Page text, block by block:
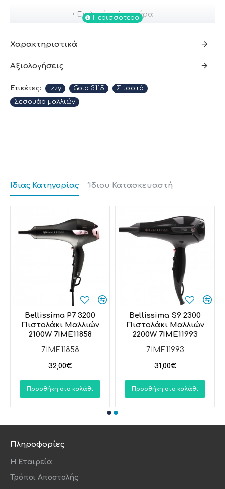
• Επιλογή κρύου αέρα
• Μακρύ καλώδιο 1,8m για ευκολία στη χρήση
Χαρακτηριστικά
Αξιολογήσεις
Ετικέτες: Izzy Gold 3115
Σπαστό
Σεσουάρ μαλλιών
Ίδιας Κατηγορίας Ίδιου Κατασκευαστή
7IME11858
Bellissima P7 3200
Πιστολάκι Μαλλιών
2100W 7IME11858
32,00€
Προσθήκη στο καλάθι
7IME11993
Bellissima S9 2300
Πιστολάκι Μαλλιών
2200W 7IME11993
31,00€
Προσθήκη στο καλάθι
Πληροφορίες
Η Εταιρεία
Τρόποι Αποστολής